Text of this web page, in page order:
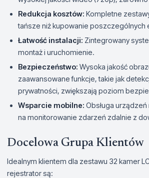
Redukcja kosztów: Kompletne
tańsze niż kupowanie poszczególnych
Łatwość instalacji: Zintegrowany
montaż i uruchomienie.
Bezpieczeństwo: Wysoka jakość
zaawansowane funkcje, takie jak
prywatności, zwiększają poziom
Wsparcie mobilne: Obsługa
na monitorowanie zdarzeń zdalnie z
Docelowa Grupa Klientów
Idealnym klientem dla zestawu 32 kamer
rejestrator są: